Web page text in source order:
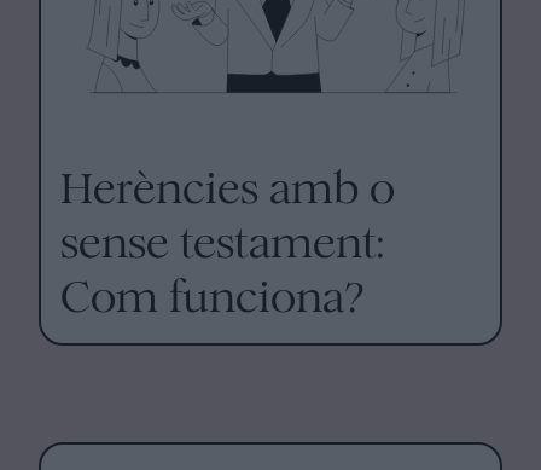
Herències amb o
sense testament:
Com funciona?